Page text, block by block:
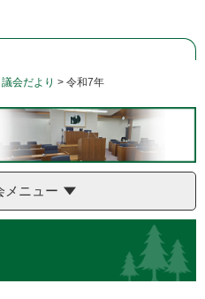
議会だより > 令和7年
メニュー